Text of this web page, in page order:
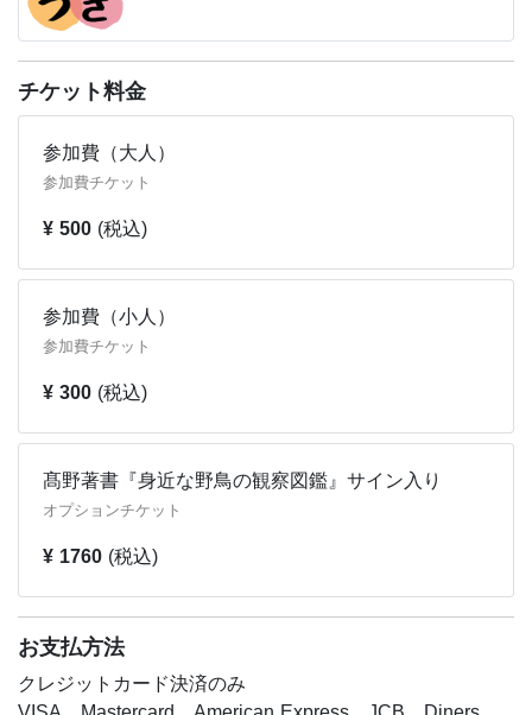
＜授業内容＞
紅葉が終わって広葉樹が落葉すると、林は遠くまで透けて
見通しが効くようになります。この頃から葉が芽吹く春ま
でが鳥見のベストシーズン。葉っぱに邪魔されずに、野鳥
をよく観察できます。今回の井の頭自然さんぽのテーマ
は、冬鳥がひと通り揃った初冬の野鳥観察です。今シーズ
ンは早くから冬鳥が多数渡ってきていて、期待できそうで
す。公園の端から端まで、しっかり探索して多くの鳥たち
【講師代表】高野丈（たかのじょう）
編集者・自然写真家・サイエンスコミュニケーター
文一総合出版編集部所属。生物・自然科学を得意分野と
し、図鑑、一般書、児童書に携わる編集者。東京・吉祥寺
して活動中。都内各地で自然観察会を開催、生物多様性保
全の教育普及に努める。得意分野は野鳥と変形菌（粘
菌）。著書に『世にも美しい変形菌 身近な宝探しの楽し
み方』（文一総合出版）、『探す、出あう、楽しむ 身近
な野鳥の観察図鑑 増補改訂版』（ナツメ社）、『井の頭
変形菌』（パイ・インターナショナル）、共著書に『華麗
なる野鳥飛翔図鑑』（文一総合出版）、『変形菌 発見と
観察を楽しむ自然図鑑』（山と溪谷社）がある。
井の頭いきものナビ・井の頭バードリサーチ代表、
チケット料金
参加費（大人）
参加費チケット
¥ 500 (税込)
参加費（小人）
参加費チケット
¥ 300 (税込)
髙野著書『身近な野鳥の観察図鑑』サイン入り
オプションチケット
¥ 1760 (税込)
お支払方法
クレジットカード決済のみ